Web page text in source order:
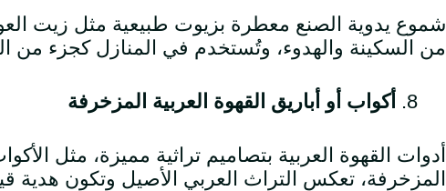
شموع يدوية الصنع معطرة بزيوت طبيعية مثل زيت
من السكينة والهدوء، وتُستخدم في المنازل كجزء من
أكواب أو أباريق القهوة العربية المزخرفة
أدوات القهوة العربية بتصاميم تراثية مميزة، مثل
المزخرفة، تعكس التراث العربي الأصيل وتكون هدية